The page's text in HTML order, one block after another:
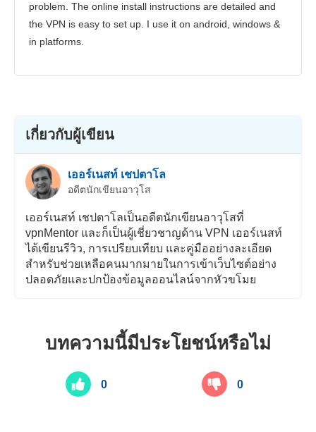
problem. The online install instructions are detailed and
the VPN is easy to set up. I use it on android, windows &
in platforms.
เกี่ยวกับผู้เขียน
เออร์เนสท์ เชปตาโล
อดีตนักเขียนอาวุโส
เออร์เนสท์ เชปตาโลเป็นอดีตนักเขียนอาวุโสที่
vpnMentor และก็เป็นผู้เชี่ยวชาญด้าน VPN เออร์เนสท์
ได้เขียนรีวิว, การเปรียบเทียบ และคู่มืออย่างละเอียด
สำหรับช่วยเหลือคนมากมายในการเข้าเว็บไซต์อย่าง
ปลอดภัยและปกป้องข้อมูลออนไลน์จากหัวขโมย
บทความนี้มีประโยชน์หรือไม่
0 0